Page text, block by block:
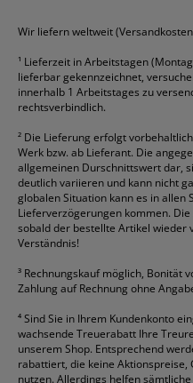
HP
Wir liefern weltweit
¹ Lieferzeit in Arbeitstagen
lieferbar gekennzeichnet,
innerhalb 1 Arbeitstages zu
rechtsverbindlich.
² Die Lieferung erfolgt
Werk bzw. ab Lieferant. Die
allgemeinen Durschnittswert dar,
deutlich variieren und kann nicht
globalen Situation kann es in
Lieferverzögerungen kommen.
sobald der bestellte Artikel wieder
Verständnis!
³ Rechnungskauf möglich, Bonität
Zahlung auf Rechnung ohne
⁴Sind Sie in Ihrem Kundenkonto
wachsende Treuerabatt Ihre
unserem Shop. Entsprechend
rabattiert, die keine Aktionspreise,
nutzen. Allerdings helfen